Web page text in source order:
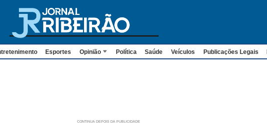
Esportes Opinião Política Saúde Veículos Publicações Legais